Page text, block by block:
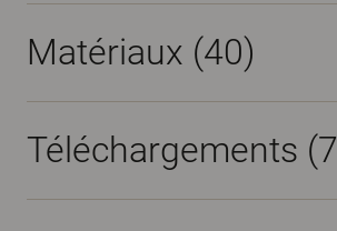
Matériaux (40)
Téléchargements (7